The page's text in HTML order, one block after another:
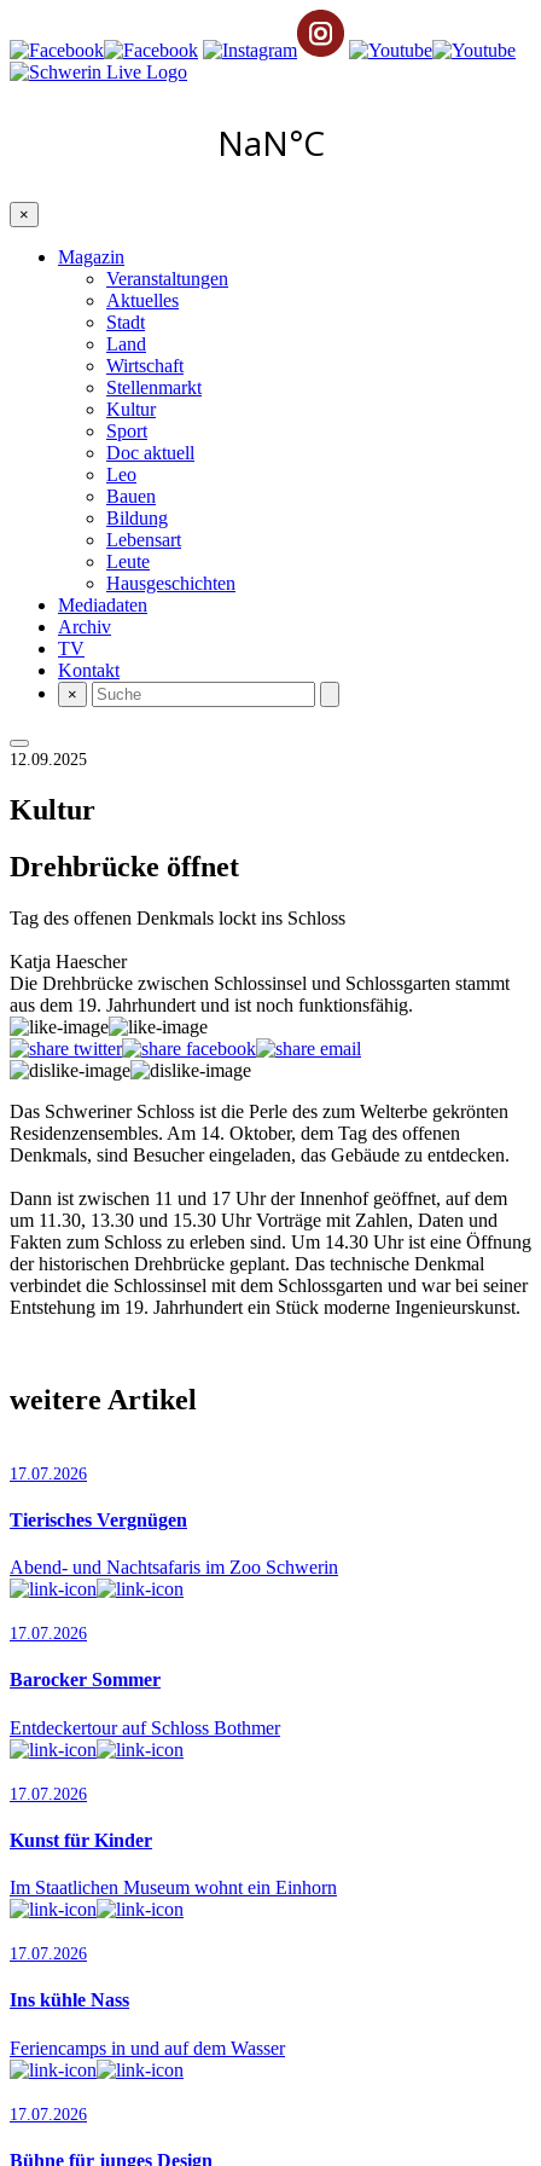
×
Magazin
Veranstaltungen
Aktuelles
Stadt
Land
Wirtschaft
Stellenmarkt
Kultur
Sport
Doc aktuell
Leo
Bauen
Bildung
Lebensart
Leute
Hausgeschichten
Mediadaten
Archiv
TV
Kontakt
×
12.09.2025
Kultur
Drehbrücke öffnet
Tag des offenen Denkmals lockt ins Schloss
Katja Haescher
Die Drehbrücke zwischen Schlossinsel und Schlossgarten stammt
aus dem 19. Jahrhundert und ist noch funktionsfähig.
Das Schweriner Schloss ist die Perle des zum Welterbe gekrönten
Residenzensembles. Am 14. Oktober, dem Tag des offenen
Denkmals, sind Besucher eingeladen, das Gebäude zu entdecken.
Dann ist zwischen 11 und 17 Uhr der Innenhof geöffnet, auf dem
um 11.30, 13.30 und 15.30 Uhr Vorträge mit Zahlen, Daten und
Fakten zum Schloss zu erleben sind. Um 14.30 Uhr ist eine Öffnung
der historischen Drehbrücke geplant. Das technische Denkmal
verbindet die Schlossinsel mit dem Schlossgarten und war bei seiner
Entstehung im 19. Jahrhundert ein Stück moderne Ingenieurskunst.
weitere Artikel
17.07.2026
Tierisches Vergnügen
Abend- und Nachtsafaris im Zoo Schwerin
17.07.2026
Barocker Sommer
Entdeckertour auf Schloss Bothmer
17.07.2026
Kunst für Kinder
Im Staatlichen Museum wohnt ein Einhorn
17.07.2026
Ins kühle Nass
Feriencamps in und auf dem Wasser
17.07.2026
Bühne für junges Design